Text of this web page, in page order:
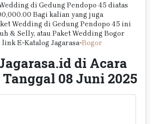
di Gedung Pendopo 45 diatas
Bagi kalian yang juga
Wedding di Gedung Pendopo 45 ini
& Selly, atau Paket Wedding Bogor
E-Katalog Jagarasa-Bogor
di Acara
08 Juni 2025